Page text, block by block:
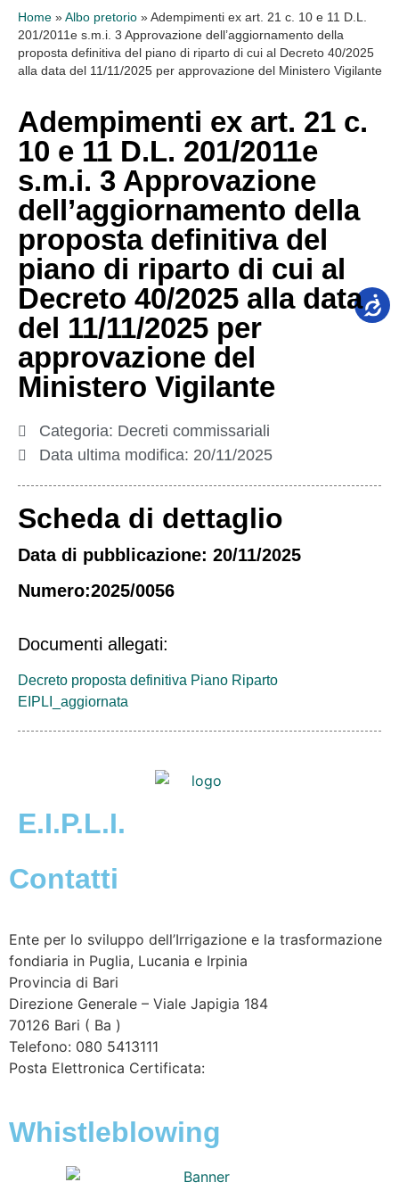
Home » Albo pretorio » Adempimenti ex art. 21 c. 10 e 11 D.L.
201/2011e s.m.i. 3 Approvazione dell’aggiornamento della
proposta definitiva del piano di riparto di cui al Decreto 40/2025
alla data del 11/11/2025 per approvazione del Ministero Vigilante
Adempimenti ex art. 21 c.
10 e 11 D.L. 201/2011e
s.m.i. 3 Approvazione
dell’aggiornamento della
proposta definitiva del
piano di riparto di cui al
Decreto 40/2025 alla data
del 11/11/2025 per
approvazione del
Ministero Vigilante
Categoria: Decreti commissariali
Data ultima modifica: 20/11/2025
Scheda di dettaglio
Data di pubblicazione: 20/11/2025
Numero:2025/0056
Documenti allegati:
Decreto proposta definitiva Piano Riparto
EIPLI_aggiornata
E.I.P.L.I.
Contatti
Ente per lo sviluppo dell’Irrigazione e la trasformazione
fondiaria in Puglia, Lucania e Irpinia
Provincia di Bari
Direzione Generale – Viale Japigia 184
70126 Bari ( Ba )
Telefono: 080 5413111
Posta Elettronica Certificata:
Whistleblowing